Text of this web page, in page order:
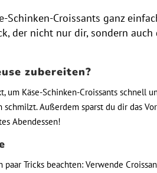
Croissants ganz
der nicht nur dir, sondern
zubereiten?
Käse-Schinken-Croissants schnell
Außerdem sparst du dir das
Abendessen!
Tricks beachten: Verwende